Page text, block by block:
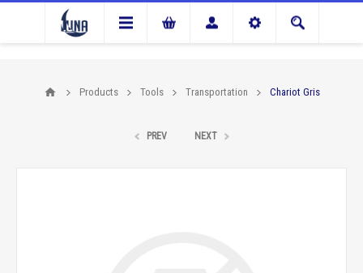
Products Tools Transportation Chariot Gris
PREV NEXT